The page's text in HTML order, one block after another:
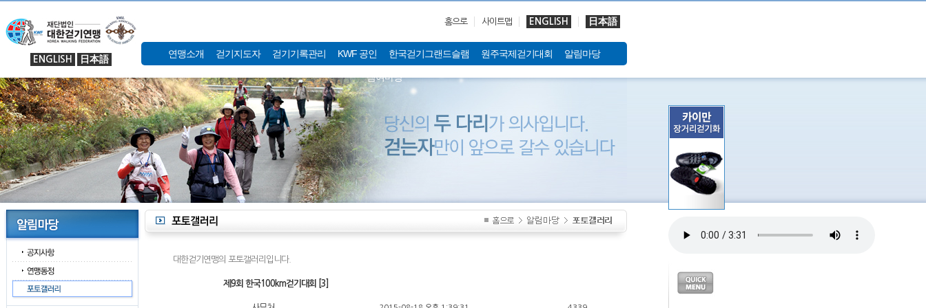
ENGLISH 日本語
홈으로 사이트맵 ENGLISH 日本語
연맹소개 걷기지도자 걷기기록관리 KWF 공인 한국걷기그랜드슬램 원주국제걷기대회 알림마당
참여마당
대한걷기연맹의 포토갤러리입니다.
제9회 한국100km걷기대회 [3]